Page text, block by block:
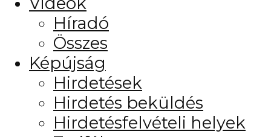
Híradó
Összes
Képújság
Hirdetések
Hirdetés beküldés
Hirdetésfelvételi helyek